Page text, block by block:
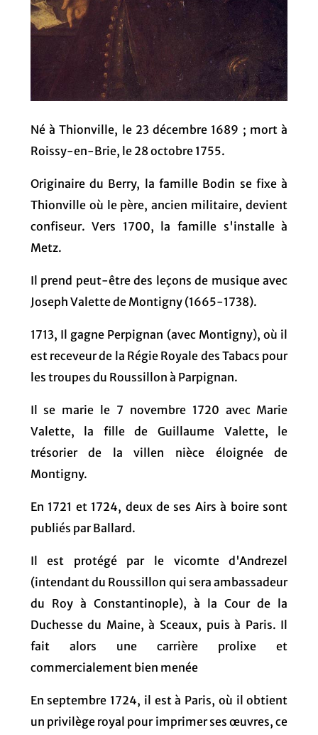
Né à Thionville, le 23 décembre 1689 ; mort à
Roissy-en-Brie, le 28 octobre 1755.
Originaire du Berry, la famille Bodin se fixe à
Thionville où le père, ancien militaire, devient
confiseur. Vers 1700, la famille s'installe à
Metz.
Il prend peut-être des leçons de musique avec
Joseph Valette de Montigny (1665-1738).
1713, Il gagne Perpignan (avec Montigny), où il
est receveur de la Régie Royale des Tabacs pour
les troupes du Roussillon à Parpignan.
Il se marie le 7 novembre 1720 avec Marie
Valette, la fille de Guillaume Valette, le
trésorier de la villen nièce éloignée de
Montigny.
En 1721 et 1724, deux de ses Airs à boire sont
publiés par Ballard.
Il est protégé par le vicomte d'Andrezel
(intendant du Roussillon qui sera ambassadeur
du Roy à Constantinople), à la Cour de la
Duchesse du Maine, à Sceaux, puis à Paris. Il
fait alors une carrière prolixe et
commercialement bien menée
En septembre 1724, il est à Paris, où il obtient
un privilège royal pour imprimer ses œuvres, ce